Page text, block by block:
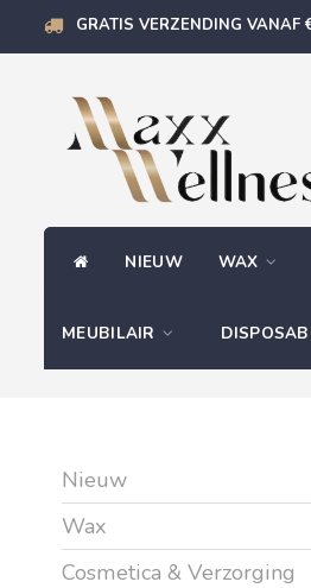
GRATIS VERZENDING VANAF
NIEUW WAX
MEUBILAIR
Nieuw
Wax
Cosmetica & Verzorging